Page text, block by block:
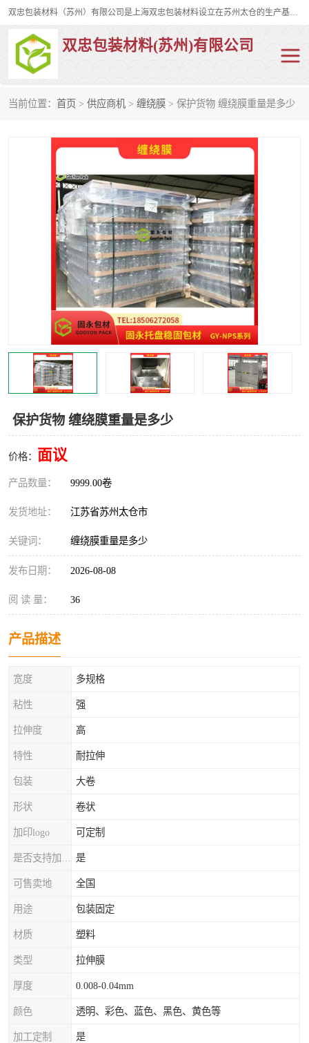
双忠包装材料（苏州）有限公司是上海双忠包装材料设立在苏州太仓的生产基地，占地约2万平米，产品主要有打孔缠绕膜，拉伸蜂窝纸，集装箱充气袋，滑托板，打包带，裹包网兜，防滑纸等箱体和托盘的运输和保护性包材。固永包材®，GooYon Pack®，是我们保护性包装材料的专属品牌。
双忠包装材料(苏州)有限公司
当前位置： 首页 > 供应商机 > 缠绕膜 > 保护货物 缠绕膜重量是多少
保护货物 缠绕膜重量是多少
价格： 面议
产品数量： 9999.00卷
发货地址： 江苏省苏州太仓市
关键词： 缠绕膜重量是多少
发布日期： 2026-08-08
阅 读 量： 36
产品描述
宽度 多规格
粘性 强
拉伸度 高
特性 耐拉伸
包装 大卷
形状 卷状
加印logo 可定制
是
可售卖地 全国
用途 包装固定
材质 塑料
类型 拉伸膜
厚度 0.008-0.04mm
颜色 透明、彩色、蓝色、黑色、黄色等
加工定制 是
裹包网兜 纤维打包带
充气袋
缠绕膜
托盘裹包网兜
托盘捆绑带